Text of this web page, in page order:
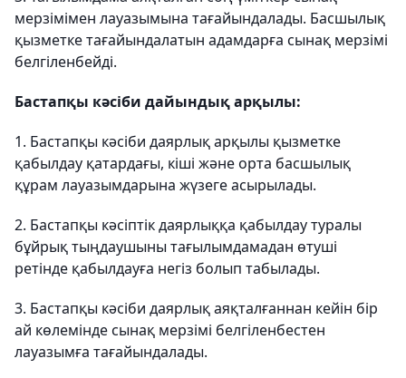
мерзімімен лауазымына тағайындалады. Басшылық
қызметке тағайындалатын адамдарға сынақ мерзімі
белгіленбейді.
Бастапқы кәсіби дайындық арқылы:
1. Бастапқы кәсіби даярлық арқылы қызметке
қабылдау қатардағы, кіші және орта басшылық
құрам лауазымдарына жүзеге асырылады.
2. Бастапқы кәсіптік даярлыққа қабылдау туралы
бұйрық тыңдаушыны тағылымдамадан өтуші
ретінде қабылдауға негіз болып табылады.
3. Бастапқы кәсіби даярлық аяқталғаннан кейін бір
ай көлемінде сынақ мерзімі белгіленбестен
лауазымға тағайындалады.